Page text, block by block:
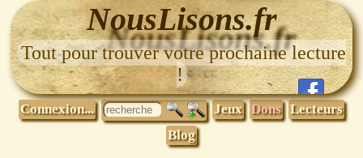
NousLisons.fr
Tout pour trouver votre prochaine lecture
!
Connexion... Jeux Dons Lecteurs
Blog